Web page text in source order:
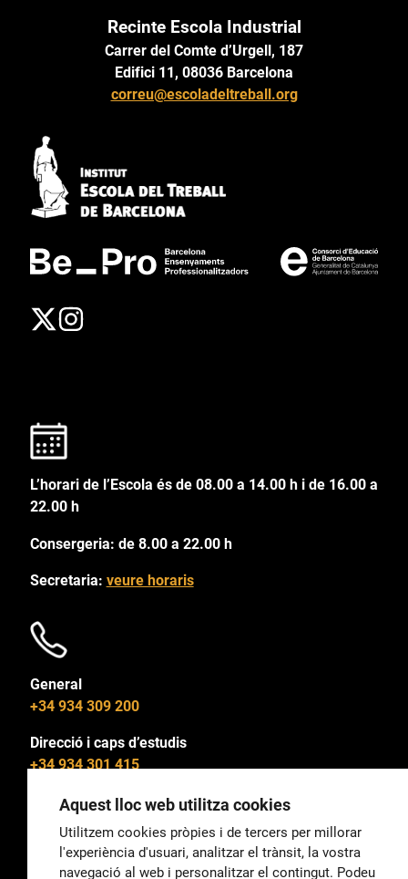
Recinte Escola Industrial
Carrer del Comte d’Urgell, 187
Edifici 11, 08036 Barcelona
correu@escoladeltreball.org
L’horari de l’Escola és de 08.00 a 14.00 h i de 16.00 a
22.00 h
Consergeria: de 8.00 a 22.00 h
Secretaria: veure horaris
General
+34 934 309 200
Direcció i caps d’estudis
+34 934 301 415
General
Aquest lloc web utilitza cookies
Utilitzem cookies pròpies i de tercers per millorar
l'experiència d'usuari, analitzar el trànsit, la vostra
navegació al web i personalitzar el contingut. Podeu